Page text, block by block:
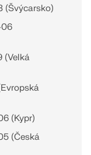
(Švýcarsko)
06
(Velká
(Kypr)
(Česká